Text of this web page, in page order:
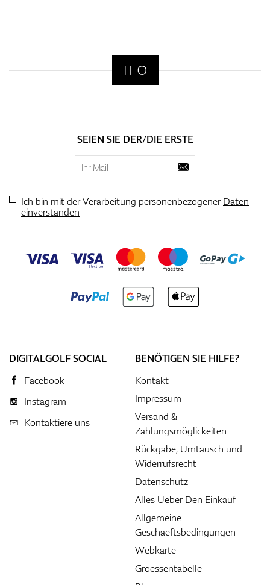
SEIEN SIE DER/DIE ERSTE
Ich bin mit der Verarbeitung personenbezogenerDaten
einverstanden
DIGITALGOLF SOCIAL
Facebook
Instagram
Kontaktiere uns
BENÖTIGEN SIE HILFE?
Kontakt
Impressum
Versand &
Zahlungsmöglickeiten
Rückgabe, Umtausch und
Widerrufsrecht
Datenschutz
Alles Ueber Den Einkauf
Allgemeine
Geschaeftsbedingungen
Webkarte
Groessentabelle